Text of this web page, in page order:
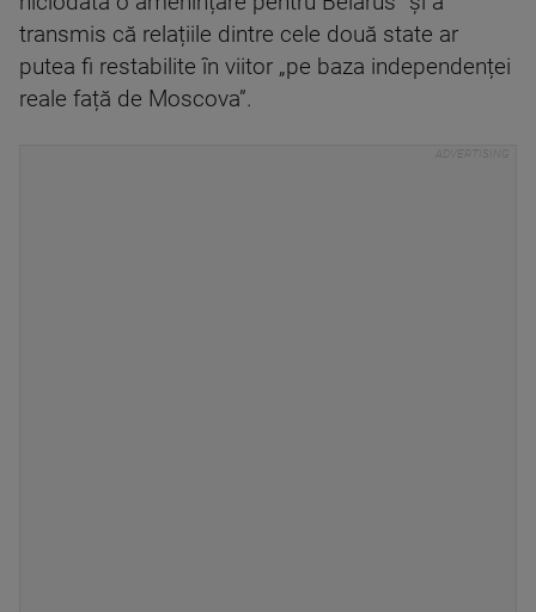
transmis că relațiile dintre cele două state ar
putea fi restabilite în viitor „pe baza independenței
reale față de Moscova”.